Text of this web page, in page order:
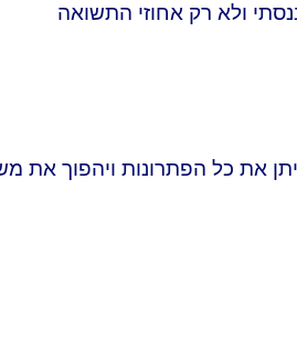
ולא רק אחוזי התשואה
את כל הפתרונות ויהפוך את